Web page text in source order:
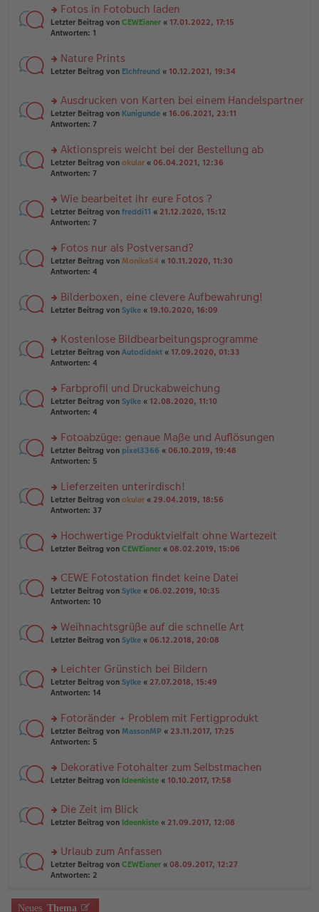
tr
a
g
e
n
er
tr
a
n
g
el
e
n
ei
tr
a
rs
te
n
g
es
e
n
er
ei
tr
a
Fotos in Fotobuch laden
Letzter Beitrag von CEWEianer « 17.01.2022, 17:15
Antworten: 1
rs
u
n
g
es
e
n
er
ei
tr
a
Nature Prints
Letzter Beitrag von Elchfreund « 10.12.2021, 19:34
rs
te
n
g
el
e
n
er
tr
a
g
Ausdrucken von Karten bei einem Handelspartner
Letzter Beitrag von Kunigunde « 16.06.2021, 23:11
Antworten: 7
rs
te
n
g
el
e
n
er
tr
a
Aktionspreis weicht bei der Bestellung ab
Letzter Beitrag von okular « 06.04.2021, 12:36
Antworten: 7
rs
te
n
g
el
e
n
ei
tr
a
Wie bearbeitet ihr eure Fotos ?
Letzter Beitrag von freddi11 « 21.12.2020, 15:12
Antworten: 7
rs
te
n
g
es
e
n
er
ei
tr
a
Fotos nur als Postversand?
Letzter Beitrag von Monika54 « 10.11.2020, 11:30
Antworten: 4
rs
u
n
g
es
e
n
er
ei
tr
a
Bilderboxen, eine clevere Aufbewahrung!
Letzter Beitrag von Sylke « 19.10.2020, 16:09
rs
te
n
g
el
e
n
er
tr
a
g
Kostenlose Bildbearbeitungsprogramme
Letzter Beitrag von Autodidakt « 17.09.2020, 01:33
Antworten: 4
rs
te
n
g
el
e
n
er
tr
a
Farbprofil und Druckabweichung
Letzter Beitrag von Sylke « 12.08.2020, 11:10
Antworten: 4
rs
te
n
g
el
e
n
ei
tr
a
Fotoabzüge: genaue Maße und Auflösungen
Letzter Beitrag von pixel3366 « 06.10.2019, 19:48
Antworten: 5
rs
te
n
g
es
e
n
er
ei
tr
Lieferzeiten unterirdisch!
Letzter Beitrag von okular « 29.04.2019, 18:56
Antworten: 37
rs
u
n
g
es
e
n
B
ei
tr
a
Hochwertige Produktvielfalt ohne Wartezeit
Letzter Beitrag von CEWEianer « 08.02.2019, 15:06
rs
te
n
g
es
e
n
er
ei
tr
a
CEWE Fotostation findet keine Datei
Letzter Beitrag von Sylke « 06.02.2019, 10:35
Antworten: 10
rs
u
n
g
es
e
n
er
ei
tr
Weihnachtsgrüße auf die schnelle Art
Letzter Beitrag von Sylke « 06.12.2018, 20:08
rs
te
n
g
el
e
n
ei
tr
Leichter Grünstich bei Bildern
Letzter Beitrag von Sylke « 27.07.2018, 15:49
Antworten: 14
rs
te
n
g
es
e
n
B
ei
tr
a
Fotoränder + Problem mit Fertigprodukt
Letzter Beitrag von MassonMP « 23.11.2017, 17:25
Antworten: 5
rs
u
n
es
e
n
B
ei
Dekorative Fotohalter zum Selbstmachen
Letzter Beitrag von Ideenkiste « 10.10.2017, 17:58
rs
u
n
g
es
e
Die Zeit im Blick
Letzter Beitrag von Ideenkiste « 21.09.2017, 12:08
rs
te
n
Urlaub zum Anfassen
Letzter Beitrag von CEWEianer « 08.09.2017, 12:27
Antworten: 2
Neues Thema